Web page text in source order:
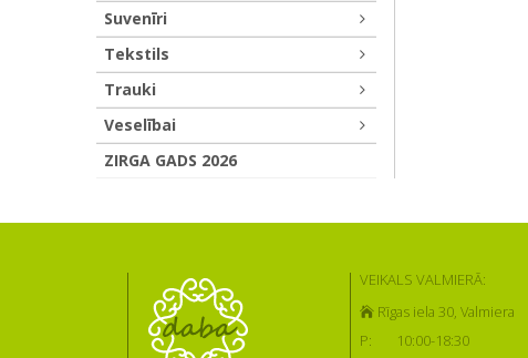
Suvenīri
Tekstils
Trauki
Veselībai
ZIRGA GADS 2026
VEIKALS VALMIERĀ:
Rīgas iela 30, Valmiera
P:
10:00-18:30